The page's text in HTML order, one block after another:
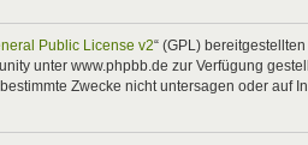
Public License v2“ (GPL)
unter www.phpbb.de zur Verfügung
Zwecke nicht untersagen oder auf